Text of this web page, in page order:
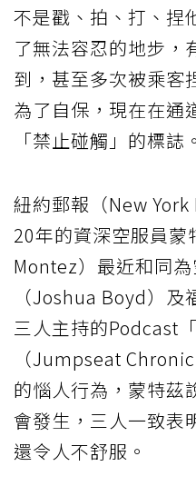
不是戳、拍、打、捏
了無法容忍的地步，
到，甚至多次被乘客
為了自保，現在在通
「禁止碰觸」的標誌。
紐約郵報（New
20年的資深空服員
Montez）最近和同
（Joshua Boyd）
三人主持的Podcast
（Jumpseat
的惱人行為，蒙特茲
會發生，三人一致表
還令人不舒服。